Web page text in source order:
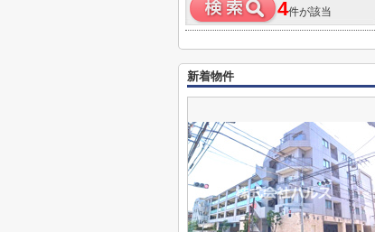
4件が該当
新着物件